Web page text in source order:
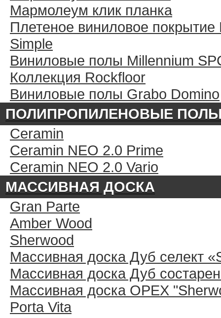
Мармолеум клик планка
Плетеное виниловое покрытие
Simple
Виниловые полы Millennium
Коллекция Rockfloor
Виниловые полы Grabo Domino
ПОЛИПРОПИЛЕНОВЫЕ
Ceramin
Ceramin NEO 2.0 Prime
Ceramin NEO 2.0 Vario
МАССИВНАЯ ДОСКА
Gran Parte
Amber Wood
Sherwood
Массивная доска Дуб селект
Массивная доска Дуб
Массивная доска ОРЕХ
Porta Vita